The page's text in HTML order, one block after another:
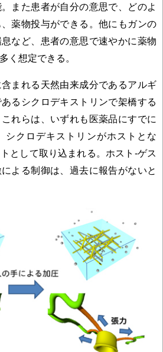
また患者が自分の意思で、どのよ
薬物投与ができる。他にもガンの
など、患者の意思で速やかに薬物
く想定できる。
まれる天然由来成分であるアルギ
るシクロデキストリンで架橋する
れらは、いずれも医薬品にすでに
シクロデキストリンがホストとな
として取り込まれる。ホスト-ゲス
よる制御は、過去に報告がないと